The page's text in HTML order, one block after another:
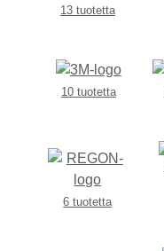
13 tuotetta
10 tuotetta
6 tuotetta